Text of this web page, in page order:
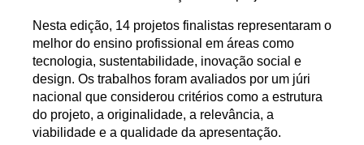
Nesta edição, 14 projetos finalistas representaram o
melhor do ensino profissional em áreas como
tecnologia, sustentabilidade, inovação social e
design. Os trabalhos foram avaliados por um júri
nacional que considerou critérios como a estrutura
do projeto, a originalidade, a relevância, a
viabilidade e a qualidade da apresentação.